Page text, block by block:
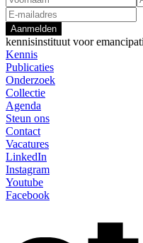
Aanmelden
kennisinstituut voor
Kennis
Publicaties
Onderzoek
Collectie
Agenda
Steun ons
Contact
Vacatures
LinkedIn
Instagram
Youtube
Facebook